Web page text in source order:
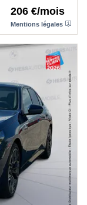
206 €/mois
Mentions légales